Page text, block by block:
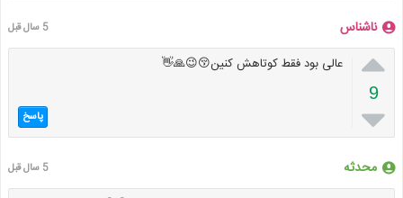
ناشناس 5 سال قبل

9

عالی بود فقط کوتاهش کنین😚😉🙏👋
پاسخ
محدثه 5 سال قبل